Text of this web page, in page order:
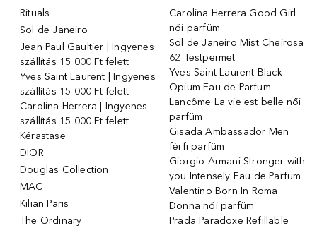
Rituals
Sol de Janeiro
Jean Paul Gaultier | Ingyenes
szállítás 15 000 Ft felett
Yves Saint Laurent | Ingyenes
szállítás 15 000 Ft felett
Carolina Herrera | Ingyenes
szállítás 15 000 Ft felett
Kérastase
DIOR
Douglas Collection
MAC
Kilian Paris
The Ordinary
Carolina Herrera Good Girl
női parfüm
Sol de Janeiro Mist Cheirosa
62 Testpermet
Yves Saint Laurent Black
Opium Eau de Parfum
Lancôme La vie est belle női
parfüm
Gisada Ambassador Men
férfi parfüm
Giorgio Armani Stronger with
you Intensely Eau de Parfum
Valentino Born In Roma
Donna női parfüm
Prada Paradoxe Refillable